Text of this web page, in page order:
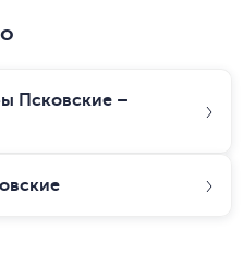
Псковские –